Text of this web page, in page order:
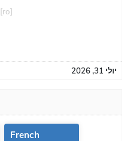
[ro]
יולי 31, 2026
French